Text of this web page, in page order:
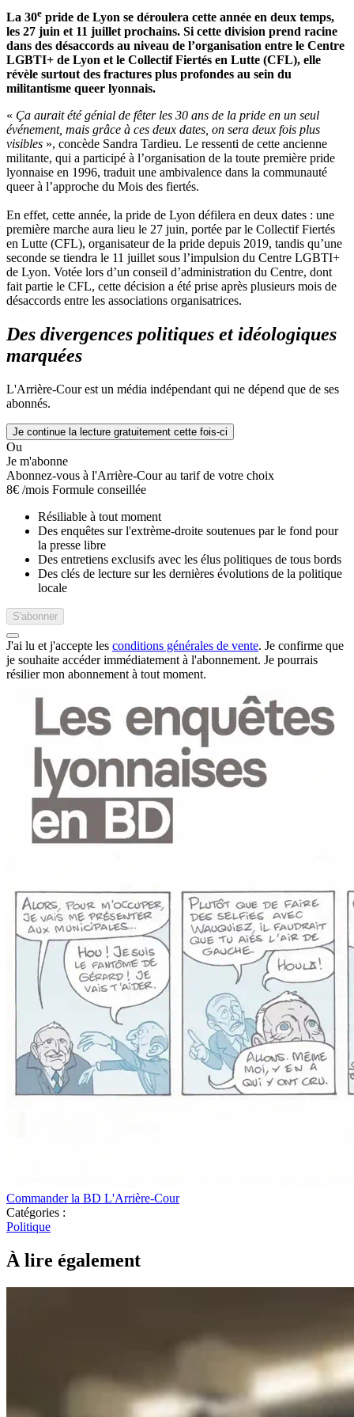
La 30e pride de Lyon se déroulera cette année en deux temps,
les 27 juin et 11 juillet prochains. Si cette division prend racine
dans des désaccords au niveau de l’organisation entre le Centre
LGBTI+ de Lyon et le Collectif Fiertés en Lutte (CFL), elle
révèle surtout des fractures plus profondes au sein du
militantisme queer lyonnais.
« Ça aurait été génial de fêter les 30 ans de la pride en un seul
événement, mais grâce à ces deux dates, on sera deux fois plus
visibles », concède Sandra Tardieu. Le ressenti de cette ancienne
militante, qui a participé à l’organisation de la toute première pride
lyonnaise en 1996, traduit une ambivalence dans la communauté
queer à l’approche du Mois des fiertés.
En effet, cette année, la pride de Lyon défilera en deux dates : une
première marche aura lieu le 27 juin, portée par le Collectif Fiertés
en Lutte (CFL), organisateur de la pride depuis 2019, tandis qu’une
seconde se tiendra le 11 juillet sous l’impulsion du Centre LGBTI+
de Lyon. Votée lors d’un conseil d’administration du Centre, dont
fait partie le CFL, cette décision a été prise après plusieurs mois de
désaccords entre les associations organisatrices.
Des divergences politiques et idéologiques
marquées
L'Arrière-Cour est un média indépendant qui ne dépend que de ses
abonnés.
Je continue la lecture gratuitement cette fois-ci
Ou
Je m'abonne
Abonnez-vous à l'Arrière-Cour au tarif de votre choix
8€ /mois Formule conseillée
Résiliable à tout moment
Des enquêtes sur l'extrème-droite soutenues par le fond pour
la presse libre
Des entretiens exclusifs avec les élus politiques de tous bords
Des clés de lecture sur les dernières évolutions de la politique
locale
S'abonner
J'ai lu et j'accepte les conditions générales de vente. Je confirme que
je souhaite accéder immédiatement à l'abonnement. Je pourrais
résilier mon abonnement à tout moment.
Commander la BD L'Arrière-Cour
Catégories :
Politique
À lire également